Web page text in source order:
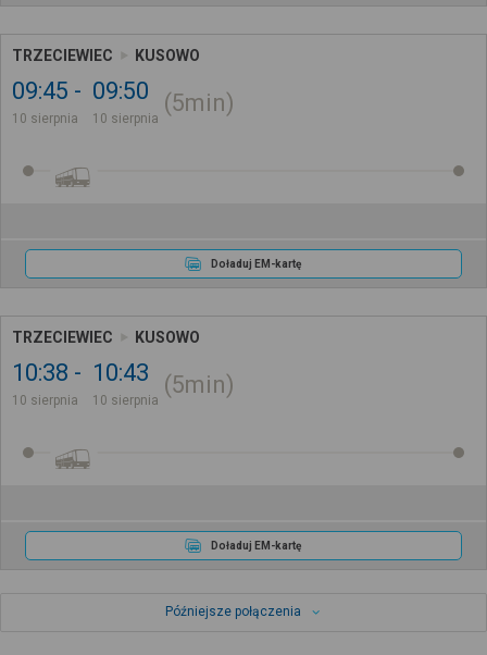
TRZECIEWIEC KUSOWO
09:45
10 sierpnia
09:50
10 sierpnia
5min
Doładuj EM-kartę
TRZECIEWIEC KUSOWO
10:38
10 sierpnia
10:43
10 sierpnia
5min
Doładuj EM-kartę
Późniejsze połączenia